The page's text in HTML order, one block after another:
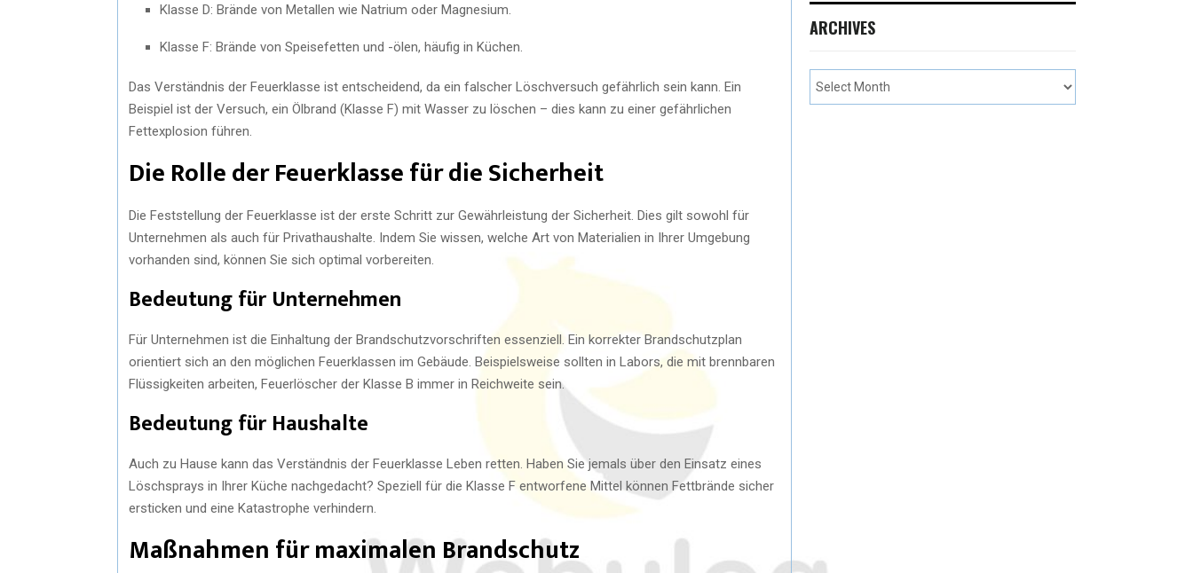
Klasse D: Brände von Metallen wie Natrium oder Magnesium.
Klasse F: Brände von Speisefetten und -ölen, häufig in Küchen.
Das Verständnis der Feuerklasse ist entscheidend, da ein falscher Löschversuch gefährlich sein kann. Ein
Beispiel ist der Versuch, ein Ölbrand (Klasse F) mit Wasser zu löschen – dies kann zu einer gefährlichen
Fettexplosion führen.
Die Rolle der Feuerklasse für die Sicherheit
Die Feststellung der Feuerklasse ist der erste Schritt zur Gewährleistung der Sicherheit. Dies gilt sowohl für
Unternehmen als auch für Privathaushalte. Indem Sie wissen, welche Art von Materialien in Ihrer Umgebung
vorhanden sind, können Sie sich optimal vorbereiten.
Bedeutung für Unternehmen
Für Unternehmen ist die Einhaltung der Brandschutzvorschriften essenziell. Ein korrekter Brandschutzplan
orientiert sich an den möglichen Feuerklassen im Gebäude. Beispielsweise sollten in Labors, die mit brennbaren
Flüssigkeiten arbeiten, Feuerlöscher der Klasse B immer in Reichweite sein.
Bedeutung für Haushalte
Auch zu Hause kann das Verständnis der Feuerklasse Leben retten. Haben Sie jemals über den Einsatz eines
Löschsprays in Ihrer Küche nachgedacht? Speziell für die Klasse F entworfene Mittel können Fettbrände sicher
ersticken und eine Katastrophe verhindern.
Maßnahmen für maximalen Brandschutz
ARCHIVES